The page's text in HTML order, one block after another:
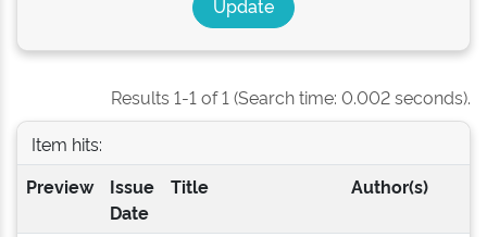
Results 1-1 of 1 (Search time: 0.002 seconds).
Item hits:
Preview
Issue
Date
Title Author(s)